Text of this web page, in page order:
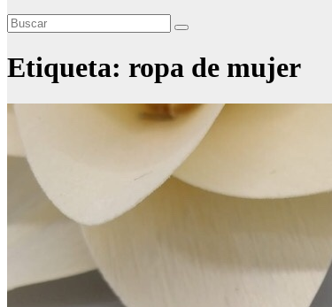
Etiqueta: ropa de mujer